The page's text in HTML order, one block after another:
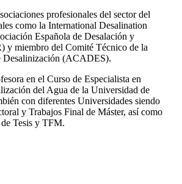
profesionales del sector del
como la International Desalination
Española de Desalación y
y miembro del Comité Técnico de la
Desalinización (ACADES).
en el Curso de Especialista en
del Agua de la Universidad de
con diferentes Universidades siendo
y Trabajos Final de Máster, así como
Tesis y TFM.